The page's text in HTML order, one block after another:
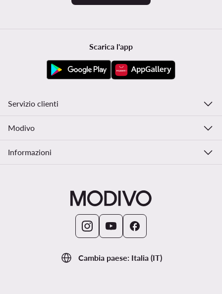
Cambia paese: Italia (IT)
Scarica l'app
Servizio clienti
Modivo
Informazioni